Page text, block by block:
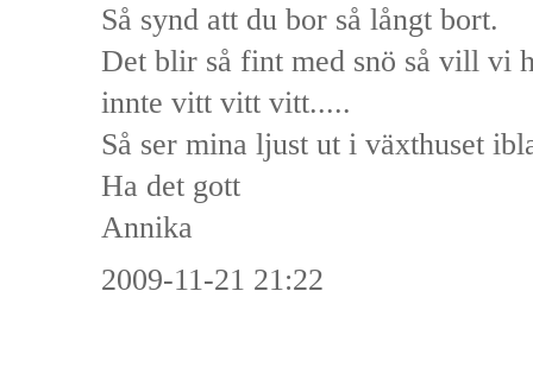
Så synd att du bor så långt bort.
Det blir så fint med snö så vill vi
innte vitt vitt vitt.....
Så ser mina ljust ut i växthuset
Ha det gott
Annika
2009-11-21 21:22